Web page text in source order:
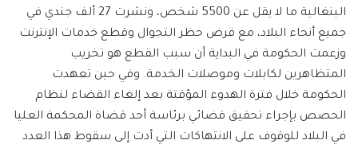
البنغالية ما لا يقل عن 5500 شخص، ونشرت 27 ألف جندي في
جميع أنحاء البلاد، مع فرض حظر التجوال وقطع خدمات الإنترنت
وزعمت الحكومة في البداية أن سبب القطع هو تخريب
المتظاهرين لكابلات وموصلات الخدمة. وفي حين تعهدت
الحكومة خلال فترة الهدوء المؤقتة بعد إلغاء القضاء لنظام
الحصص بإجراء تحقيق قضائي برئاسة أحد قضاة المحكمة العليا
في البلاد للوقوف على الانتهاكات التي أدت إلى سقوط هذا العدد